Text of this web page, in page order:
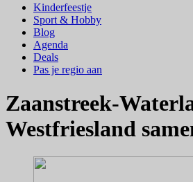
Kinderfeestje
Sport & Hobby
Blog
Agenda
Deals
Pas je regio aan
Zaanstreek-
Westfriesland